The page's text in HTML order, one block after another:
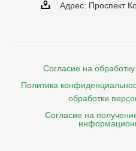
Адрес: Проспект
Согласие на
Политика
обработки
Согласие на